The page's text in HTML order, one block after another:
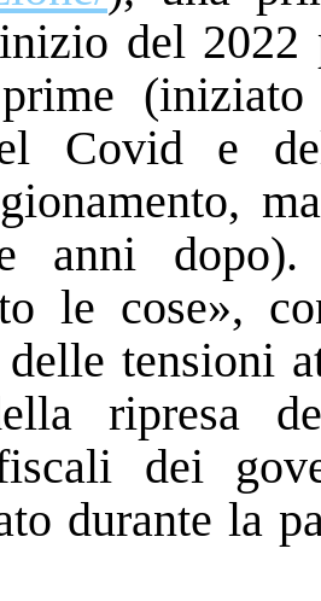
del 2022
Covid e
anni dopo).
le cose»,
tensioni
ripresa
dei
durante la